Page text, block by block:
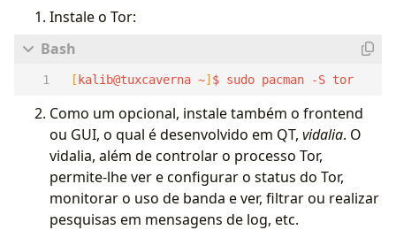
Instale o Tor:
[ kalib@tuxcaverna ~] $ sudo pacman -S tor
Como um opcional, instale também o frontend
ou GUI, o qual é desenvolvido em QT, vidalia. O
vidalia, além de controlar o processo Tor,
permite-lhe ver e configurar o status do Tor,
monitorar o uso de banda e ver, filtrar ou realizar
pesquisas em mensagens de log, etc.